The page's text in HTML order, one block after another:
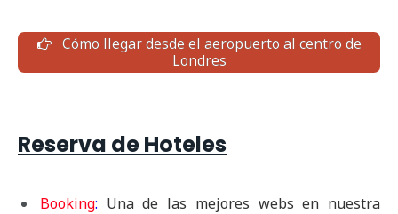
Cómo llegar desde el aeropuerto al centro de
Londres
Reserva de Hoteles
Booking: Una de las mejores webs en nuestra